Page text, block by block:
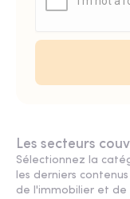
Les secteurs
Sélectionnez la
les derniers
de l'immobilier et